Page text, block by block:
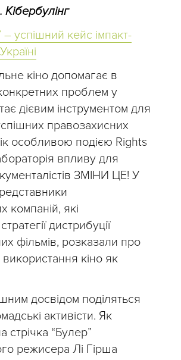
Кібербулінг
– успішний кейс імпакт-
кіно допомагає в
проблем у
дієвим інструментом для
правозахисних
особливою подією Rights
впливу для
ЗМІНИ ЦЕ! У
компаній, які
дистрибуції
фільмів, розказали про
кіно як
досвідом поділяться
активісти. Як
стрічка “Булер”
режисера Лі Гірша